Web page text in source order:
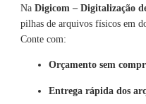
Na Digicom – Digitalização
pilhas de arquivos físicos em
Conte com:
Orçamento sem
Entrega rápida dos